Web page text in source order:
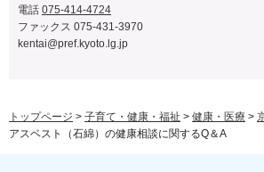
電話 075-414-4724
ファックス 075-431-3970
kentai@pref.kyoto.lg.jp
トップページ > 子育て・健康・福祉 > 健康・医療 >
アスベスト（石綿）の健康相談に関するQ＆A